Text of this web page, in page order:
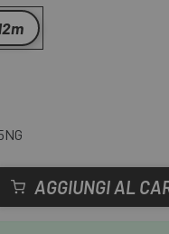
AGGIUNGI AL